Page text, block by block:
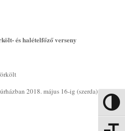
Nagy
és halételfőző verseny
2018. május 16-ig (szerda)